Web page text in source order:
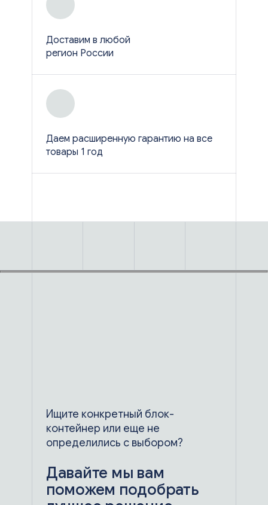
Доставим в любой
регион России
Даем расширенную гарантию на все
товары 1 год
Ищите конкретный блок-
контейнер или еще не
определились с выбором?
Давайте мы вам
поможем подобрать